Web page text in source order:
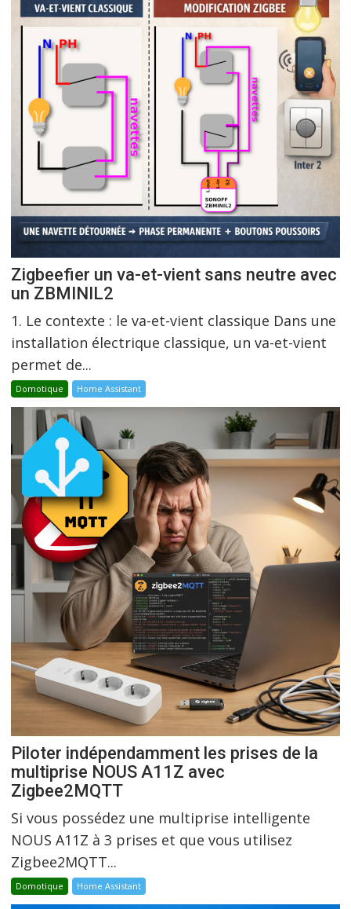
Zigbeefier un va-et-vient sans neutre avec
un ZBMINIL2
1. Le contexte : le va-et-vient classique Dans une
installation électrique classique, un va-et-vient
permet de...
Domotique Home Assistant
Piloter indépendamment les prises de la
multiprise NOUS A11Z avec
Zigbee2MQTT
Si vous possédez une multiprise intelligente
NOUS A11Z à 3 prises et que vous utilisez
Zigbee2MQTT...
Domotique Home Assistant